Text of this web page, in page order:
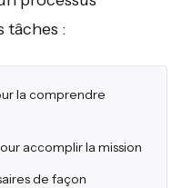
tâches :
la comprendre
accomplir la mission
de façon